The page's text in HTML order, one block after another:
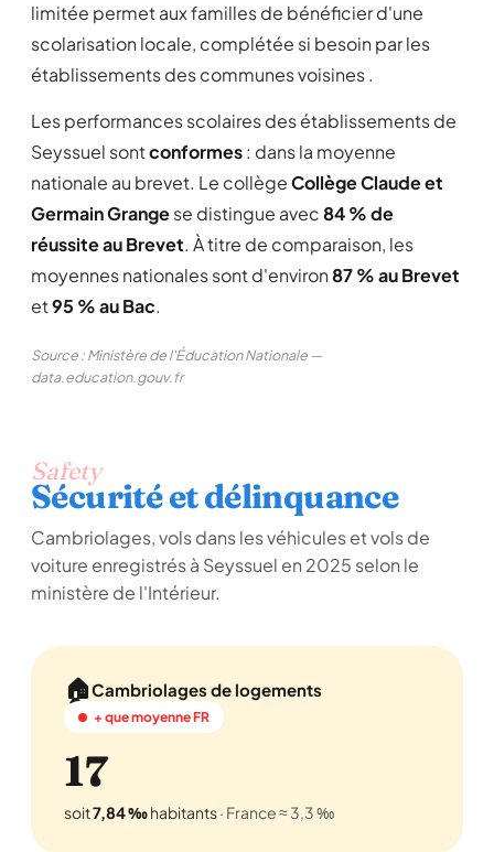
limitée permet aux familles de bénéficier d'une
scolarisation locale, complétée si besoin par les
établissements des communes voisines .
Les performances scolaires des établissements de
Seyssuel sontconformes: dans la moyenne
nationale au brevet. Le collègeCollège Claude et
Germain Grangese distingue avec84 % de
réussite au Brevet. À titre de comparaison, les
moyennes nationales sont d'environ87 % au Brevet
et95 % au Bac.
Source : Ministère de l'Éducation Nationale —
data.education.gouv.fr
Safety
Sécurité et délinquance
Cambriolages, vols dans les véhicules et vols de
voiture enregistrés à Seyssuel en 2025 selon le
ministère de l'Intérieur.
🏠Cambriolages de logements
+ que moyenne FR
17
soit7,84 ‰habitants· France ≈ 3,3 ‰